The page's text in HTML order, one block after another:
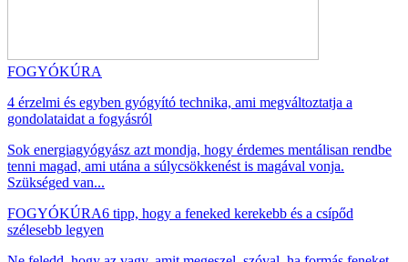
FOGYÓKÚRA
4 érzelmi és egyben gyógyító technika, ami megváltoztatja a
gondolataidat a fogyásról
Sok energiagyógyász azt mondja, hogy érdemes mentálisan rendbe
tenni magad, ami utána a súlycsökkenést is magával vonja.
Szükséged van...
FOGYÓKÚRA6 tipp, hogy a feneked kerekebb és a csípőd
szélesebb legyen